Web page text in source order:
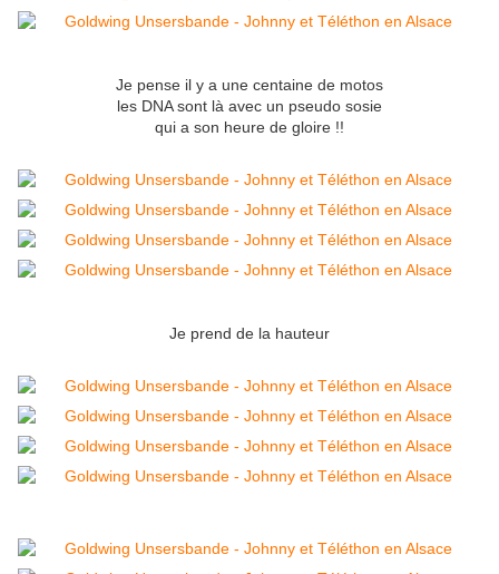
Je pense il y a une centaine de motos
les DNA sont là avec un pseudo sosie
qui a son heure de gloire !!
Je prend de la hauteur